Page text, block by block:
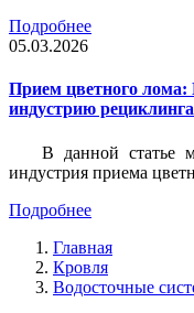
Подробнее
05.03.2026
Прием цветного лома:
индустрию рециклинга
В данной статье
индустрия приема
Подробнее
Главная
Кровля
Водосточные